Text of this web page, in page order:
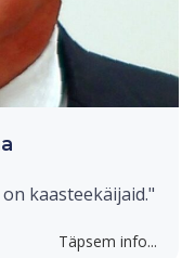
kaasteekäijaid."
Täpsem info...